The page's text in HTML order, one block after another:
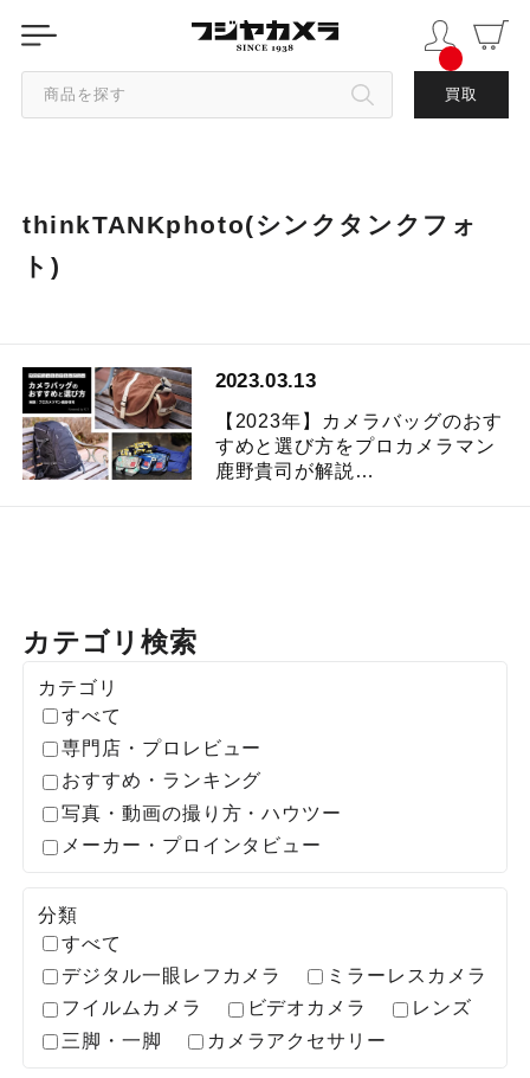
商品を探す 買取
ブランドから探す
thinkTANKphoto(シンクタンクフォ
ト)
2023.03.13
【2023年】カメラバッグのおす
すめと選び方をプロカメラマン
鹿野貴司が解説…
カテゴリ検索
カテゴリ
すべて
専門店・プロレビュー
おすすめ・ランキング
写真・動画の撮り方・ハウツー
メーカー・プロインタビュー
分類
すべて
デジタル一眼レフカメラ
ミラーレスカメラ
フイルムカメラ
ビデオカメラ
レンズ
三脚・一脚
カメラアクセサリー